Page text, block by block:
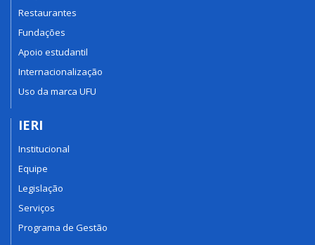
Restaurantes
Fundações
Apoio estudantil
Internacionalização
Uso da marca UFU
IERI
Institucional
Equipe
Legislação
Serviços
Programa de Gestão